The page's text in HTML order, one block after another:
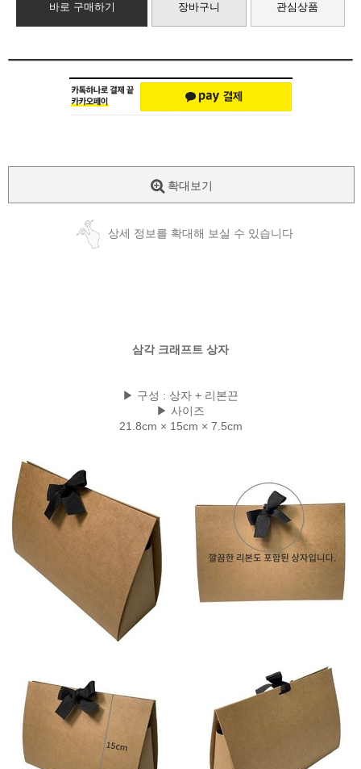
바로 구매하기 장바구니 관심상품
확대보기
상세 정보를 확대해 보실 수 있습니다
삼각 크래프트 상자
▶ 구성 : 상자 + 리본끈
▶ 사이즈
21.8cm × 15cm × 7.5cm